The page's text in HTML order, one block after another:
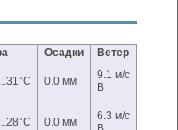
Осадки Ветер
0.0 мм
9.1 м/с
В
0.0 мм
6.3 м/с